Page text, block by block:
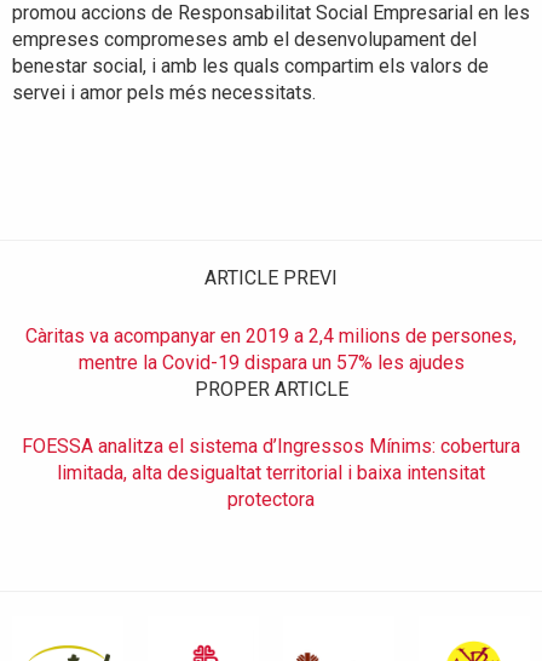
promou accions de Responsabilitat Social Empresarial en les
empreses compromeses amb el desenvolupament del
benestar social, i amb les quals compartim els valors de
servei i amor pels més necessitats.
ARTICLE PREVI
Càritas va acompanyar en 2019 a 2,4 milions de persones,
mentre la Covid-19 dispara un 57% les ajudes
PROPER ARTICLE
FOESSA analitza el sistema d’Ingressos Mínims: cobertura
limitada, alta desigualtat territorial i baixa intensitat
protectora